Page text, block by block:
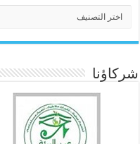
شركاؤنا